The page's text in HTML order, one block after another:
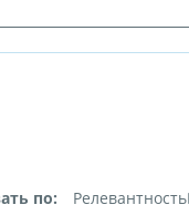
по: Релевантность